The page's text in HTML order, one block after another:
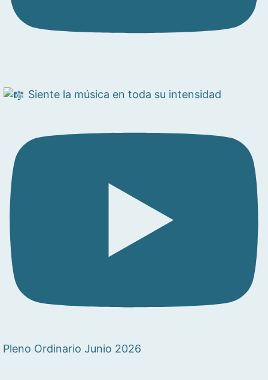
Siente la música en toda su intensidad
Pleno Ordinario Junio 2026